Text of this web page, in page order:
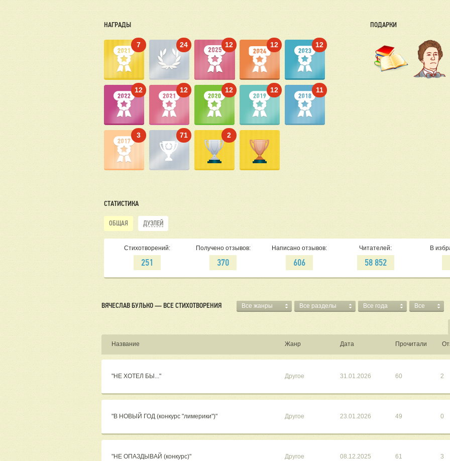
НАГРАДЫ
7 24 12 12 12
12 12 12 12 11
3 71 2
ПОДАРКИ
СТАТИСТИКА
ОБЩАЯ ДУЭЛЕЙ
Стихотворений:
251
Получено отзывов:
370
Написано отзывов:
606
Читателей:
58 852
В
ВЯЧЕСЛАВ БУЛЬКО — ВСЕ СТИХОТВОРЕНИЯ Все жанры Все разделы Все года Все
Название Жанр Дата Прочитали
"НЕ ХОТЕЛ БЫ..." Другое 31.01.2026 60 2
"В НОВЫЙ ГОД (конкурс "лимерики")" Другое 23.01.2026 49 0
"НЕ ОПАЗДЫВАЙ (конкурс)" Другое 08.12.2025 61 3